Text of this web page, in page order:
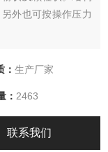
外也可按操作压力
： 生产厂家
： 2463
联系我们